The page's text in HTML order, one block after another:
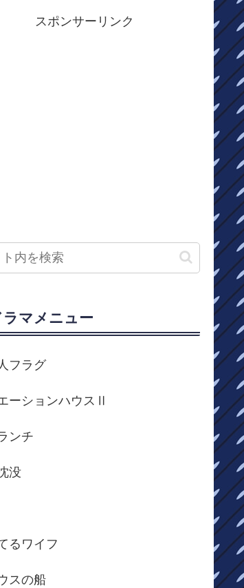
スポンサーリンク
ラマメニュー
フラグ
ーションハウスⅡ
ンチ
没
るワイフ
スの船